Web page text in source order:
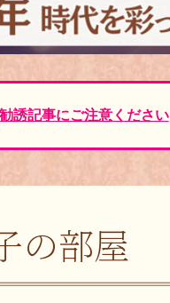
誘記事にご注意ください
の部屋